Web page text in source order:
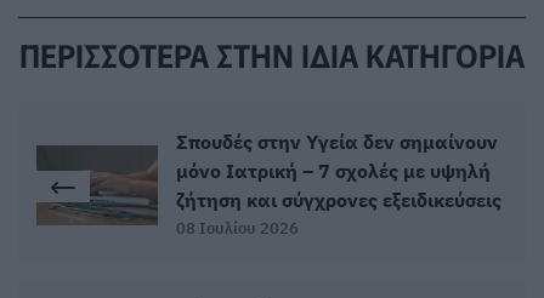
ΠΕΡΙΣΣΟΤΕΡΑ ΣΤΗΝ ΙΔΙΑ ΚΑΤΗΓΟΡΙΑ
Σπουδές στην Υγεία δεν σημαίνουν
μόνο Ιατρική – 7 σχολές με υψηλή
ζήτηση και σύγχρονες εξειδικεύσεις
08 Ιουλίου 2026